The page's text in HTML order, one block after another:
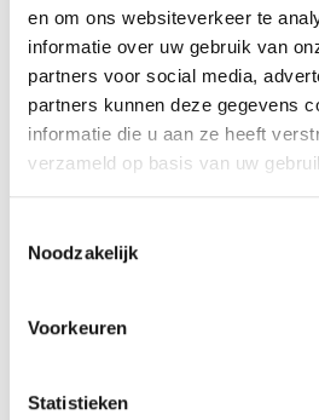
en om ons websiteverkeer te
informatie over uw gebruik van
partners voor social media,
partners kunnen deze gegevens
informatie die u aan ze heeft
verzameld op basis van uw
Noodzakelijk
Voorkeuren
Statistieken
Gratisverzending vanaf €35,-
Verzending v.a. €1,95
Premium stainless steel
Omschrijving Kenmerk
Hot item alert! Kralen zijn de trend
must-have voor je sieradencollectie.
heldere kleuren past de statement